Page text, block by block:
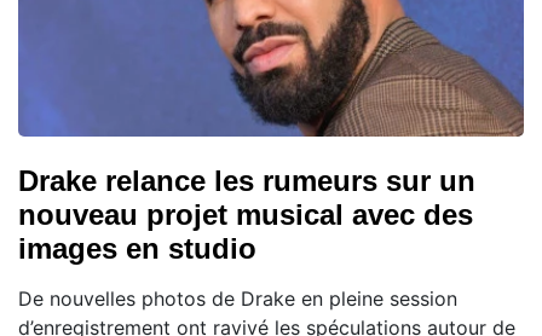
Drake relance les rumeurs sur un
nouveau projet musical avec des
images en studio
De nouvelles photos de Drake en pleine session
d’enregistrement ont ravivé les spéculations autour de